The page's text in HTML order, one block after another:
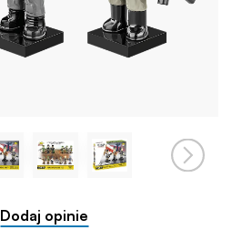
Dodaj opinie